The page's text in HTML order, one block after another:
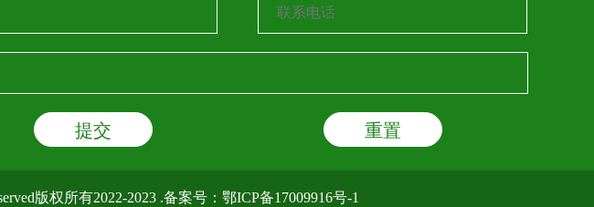
版权所有2022-2023 .备案号： 鄂ICP备17009916号-1